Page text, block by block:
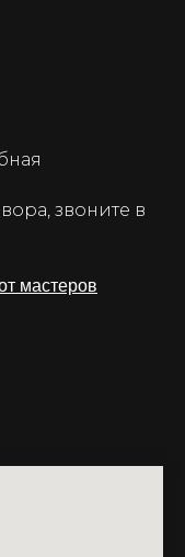
звоните в
мастеров